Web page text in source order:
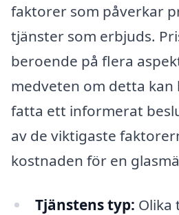
faktorer som påverkar
tjänster som erbjuds.
beroende på flera
medveten om detta kan
fatta ett informerat
av de viktigaste
kostnaden för en
Tjänstens typ: Olika